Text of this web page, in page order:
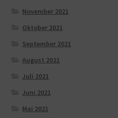
November 2021
Oktober 2021
September 2021
August 2021
Juli 2021
Juni 2021
Mai 2021